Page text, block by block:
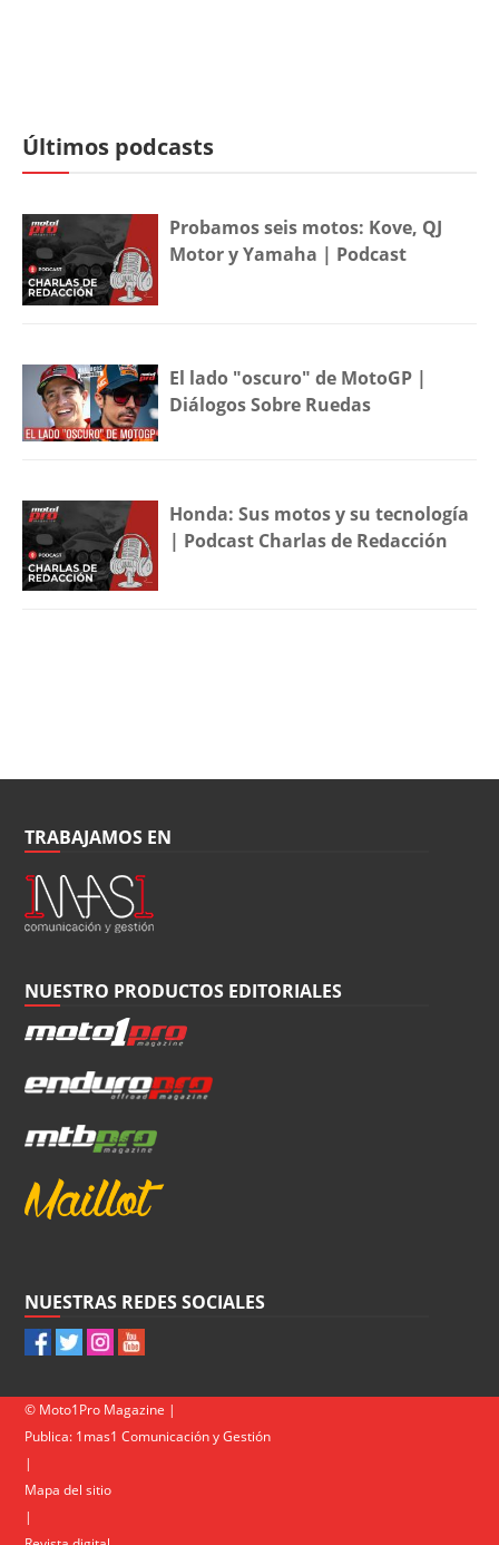
Últimos podcasts
Probamos seis motos: Kove, QJ
Motor y Yamaha | Podcast
El lado "oscuro" de MotoGP |
Diálogos Sobre Ruedas
Honda: Sus motos y su tecnología
| Podcast Charlas de Redacción
TRABAJAMOS EN
NUESTRO PRODUCTOS EDITORIALES
NUESTRAS REDES SOCIALES
© Moto1Pro Magazine |
Publica: 1mas1 Comunicación y Gestión
|
Mapa del sitio
|